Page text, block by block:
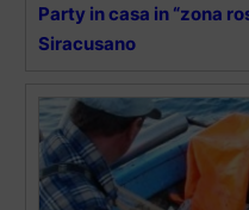
Party in casa in “zona
Siracusano